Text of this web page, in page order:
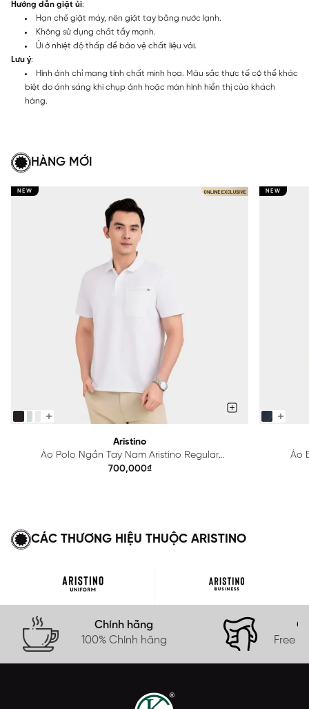
Hướng dẫn giặt ủi:
Hạn chế giặt máy, nên giặt tay bằng nước lạnh.
Không sử dụng chất tẩy mạnh.
Ủi ở nhiệt độ thấp để bảo vệ chất liệu vải.
Lưu ý:
Hình ảnh chỉ mang tính chất minh họa. Màu sắc thực tế có thể khác
biệt do ánh sáng khi chụp ảnh hoặc màn hình hiển thị của khách
hàng.
HÀNG MỚI
NEW
Aristino
Áo Polo Ngắn Tay Nam Aristino Regular
APS615EDP01
700,000₫
NEW
Áo
CÁC THƯƠNG HIỆU THUỘC ARISTINO
Chính hãng
100% Chính hãng
Free